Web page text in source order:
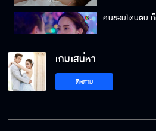
คนยอมโดนตบ ก็
ผู้ชายคนนั้น มันเลื
เกมเสน่หา
ติดตาม